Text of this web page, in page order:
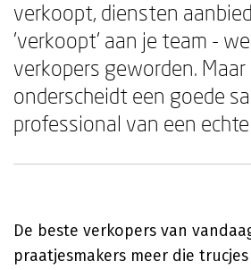
verkoopt, diensten
'verkoopt' aan je team -
verkopers geworden.
onderscheidt een goede
professional van een
De beste verkopers van
praatjesmakers meer die